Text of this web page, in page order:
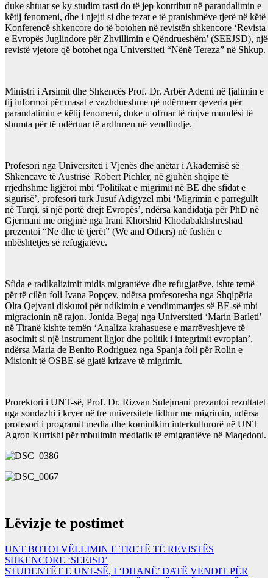
duke shtuar se ky studim rasti do të jep kontribut në parandalimin e
këtij fenomeni, dhe i njejti si dhe tezat e të pranishmëve tjerë në këtë
Konferencë shkencore do të botohen në revistën shkencore ‘Revista
e Evropës Juglindore për Zhvillimin e Qëndrueshëm’ (SEEJSD), një
revistë vjetore që botohet nga Universiteti “Nënë Tereza” në Shkup.
Ministri i Arsimit dhe Shkencës Prof. Dr. Arbër Ademi në fjalimin e
tij informoi për masat e vazhdueshme që ndërmerr qeveria për
parandalimin e këtij fenomeni, duke u ofruar të rinjve mundësi të
shumta për të ndërtuar të ardhmen në vendlindje.
Profesori nga Universiteti i Vjenës dhe anëtar i Akademisë së
Shkencave të Austrisë Robert Pichler, në gjuhën shqipe të
rrjedhshme ligjëroi mbi ‘Politikat e migrimit në BE dhe sfidat e
sigurisë’, profesori turk Jusuf Adigyzel mbi ‘Migrimin e parregullt
në Turqi, si një portë drejt Evropës’, ndërsa kandidatja për PhD në
Gjermani me origjinë nga Irani Khorshid Khodabakhshreshad
prezentoi “Ne dhe të tjerët” (We and Others) në fushën e
mbështetjes së refugjatëve.
Sfida e radikalizimit midis migrantëve dhe refugjatëve, ishte temë
për të cilën foli Ivana Popçev, ndërsa profesoresha nga Shqipëria
Olta Qejvani diskutoi për ndikimin e vendimmarrjes së BE-së mbi
migracionin në rajon. Jonida Begaj nga Universiteti ‘Marin Barleti’
në Tiranë kishte temën ‘Analiza krahasuese e marrëveshjeve të
asocimit si një instrument ligjor dhe politik i integrimit evropian’,
ndërsa Maria de Benito Rodriguez nga Spanja foli për Rolin e
Misionit të OSBE-së gjatë krizave të migrimit.
Prorektori i UNT-së, Prof. Dr. Rizvan Sulejmani prezantoi rezultatet
nga sondazhi i kryer në tre universitete lidhur me migrimin, ndërsa
profesori i programit media dhe kominikim interkulturorë në UNT
Agron Kurtishi për mbulimin mediatik të emigrantëve në Maqedoni.
Lëvizje te postimet
UNT BOTOI VËLLIMIN E TRETË TË REVISTËS
SHKENCORE ‘SEEJSD’
STUDENTËT E UNT-SË, I ‘DHANË’ DATË VENDIT PËR